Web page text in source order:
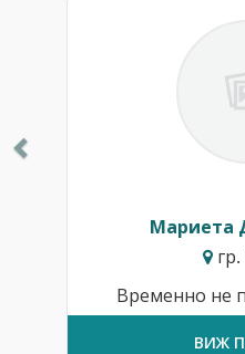
Мариета
гр.
Временно не
ВИЖ